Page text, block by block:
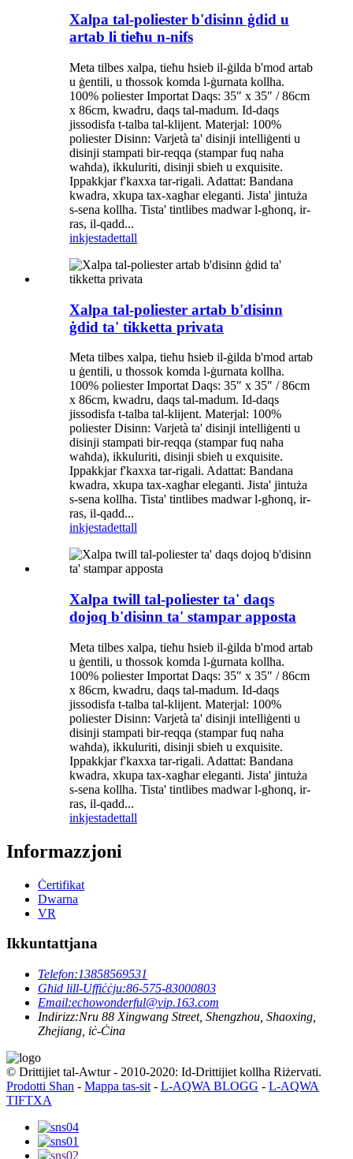
Xalpa tal-poliester b'disinn ġdid u
artab li tieħu n-nifs
Meta tilbes xalpa, tieħu ħsieb il-ġilda b'mod artab
u ġentili, u tħossok komda l-ġurnata kollha.
100% poliester Importat Daqs: 35″ x 35″ / 86cm
x 86cm, kwadru, daqs tal-madum. Id-daqs
jissodisfa t-talba tal-klijent. Materjal: 100%
poliester Disinn: Varjetà ta' disinji intelliġenti u
disinji stampati bir-reqqa (stampar fuq naħa
waħda), ikkuluriti, disinji sbieħ u exquisite.
Ippakkjar f'kaxxa tar-rigali. Adattat: Bandana
kwadra, xkupa tax-xagħar eleganti. Jista' jintuża
s-sena kollha. Tista' tintlibes madwar l-għonq, ir-
ras, il-qadd...
inkjestadettall
Xalpa tal-poliester artab b'disinn
ġdid ta' tikketta privata
Meta tilbes xalpa, tieħu ħsieb il-ġilda b'mod artab
u ġentili, u tħossok komda l-ġurnata kollha.
100% poliester Importat Daqs: 35″ x 35″ / 86cm
x 86cm, kwadru, daqs tal-madum. Id-daqs
jissodisfa t-talba tal-klijent. Materjal: 100%
poliester Disinn: Varjetà ta' disinji intelliġenti u
disinji stampati bir-reqqa (stampar fuq naħa
waħda), ikkuluriti, disinji sbieħ u exquisite.
Ippakkjar f'kaxxa tar-rigali. Adattat: Bandana
kwadra, xkupa tax-xagħar eleganti. Jista' jintuża
s-sena kollha. Tista' tintlibes madwar l-għonq, ir-
ras, il-qadd...
inkjestadettall
Xalpa twill tal-poliester ta' daqs
dojoq b'disinn ta' stampar apposta
Meta tilbes xalpa, tieħu ħsieb il-ġilda b'mod artab
u ġentili, u tħossok komda l-ġurnata kollha.
100% poliester Importat Daqs: 35″ x 35″ / 86cm
x 86cm, kwadru, daqs tal-madum. Id-daqs
jissodisfa t-talba tal-klijent. Materjal: 100%
poliester Disinn: Varjetà ta' disinji intelliġenti u
disinji stampati bir-reqqa (stampar fuq naħa
waħda), ikkuluriti, disinji sbieħ u exquisite.
Ippakkjar f'kaxxa tar-rigali. Adattat: Bandana
kwadra, xkupa tax-xagħar eleganti. Jista' jintuża
s-sena kollha. Tista' tintlibes madwar l-għonq, ir-
ras, il-qadd...
inkjestadettall
Informazzjoni
Ċertifikat
Dwarna
VR
Ikkuntattjana
Telefon:13858569531
Għid lill-Uffiċċju:86-575-83000803
Email:echowonderful@vip.163.com
Indirizz:Nru 88 Xingwang Street, Shengzhou, Shaoxing,
Zhejiang, iċ-Ċina
© Drittijiet tal-Awtur - 2010-2020: Id-Drittijiet kollha Riżervati.
Prodotti Sħan - Mappa tas-sit - L-AQWA BLOGG - L-AQWA
TIFTXA